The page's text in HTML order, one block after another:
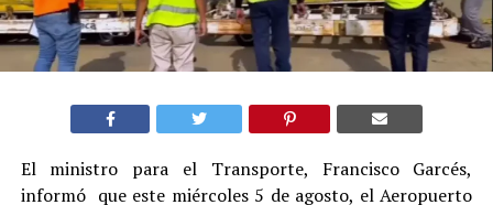
El ministro para el Transporte, Francisco Garcés,
informó que este miércoles 5 de agosto, el Aeropuerto